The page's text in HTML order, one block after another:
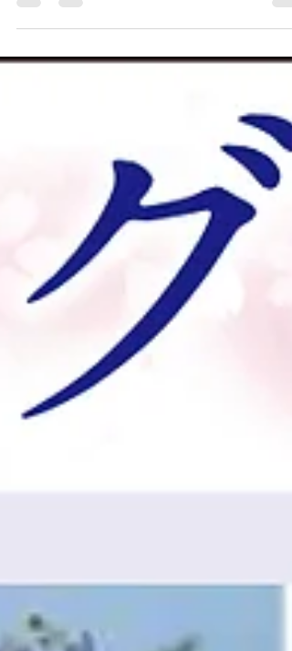
（定紋）は無料サービスさせていただきます
特別割引券をご利用いただくとさらにお得で
ひお早目のご来店をお待ちしております。...